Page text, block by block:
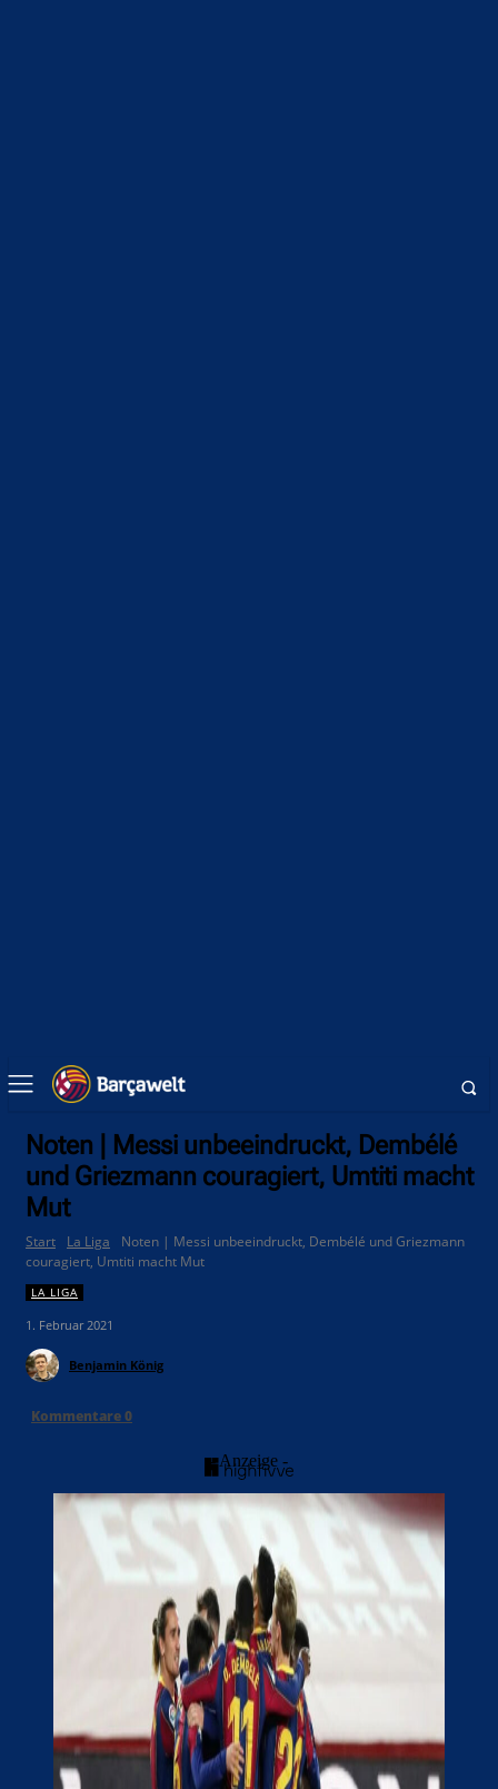
Noten | Messi unbeeindruckt, Dembélé
und Griezmann couragiert, Umtiti macht
Mut
Start La Liga
Noten | Messi unbeeindruckt, Dembélé und Griezmann
couragiert, Umtiti macht Mut
LA LIGA
1. Februar 2021
Benjamin König
Kommentare0
- Anzeige -